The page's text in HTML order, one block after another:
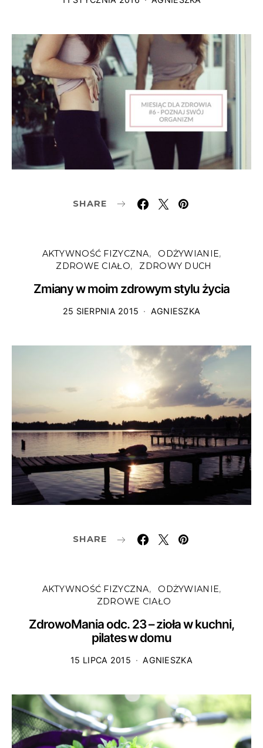
SHARE
AKTYWNOŚĆ FIZYCZNA
ODŻYWIANIE
ZDROWE CIAŁO
ZDROWY DUCH
Zmiany w moim zdrowym stylu życia
25 SIERPNIA 2015 AGNIESZKA
SHARE
AKTYWNOŚĆ FIZYCZNA
ODŻYWIANIE
ZDROWE CIAŁO
ZdrowoMania odc. 23 – zioła w kuchni,
pilates w domu
15 LIPCA 2015 AGNIESZKA